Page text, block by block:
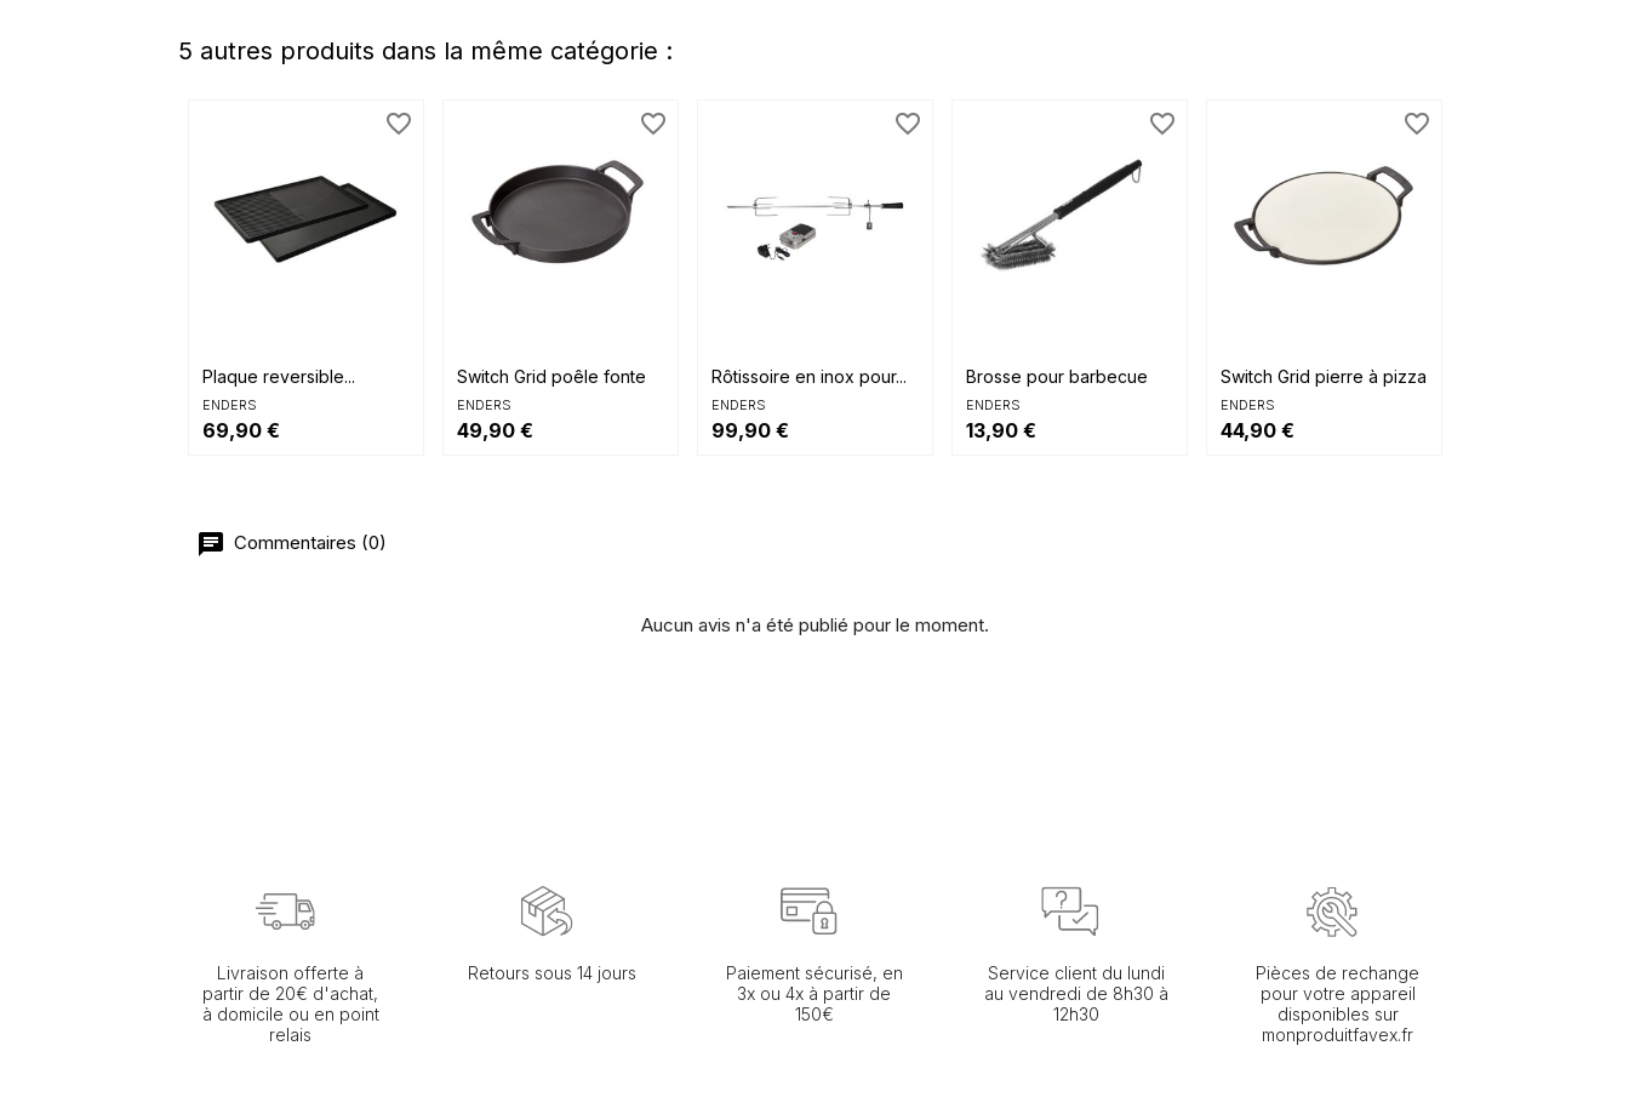
5 autres produits dans la même catégorie :
Plaque reversible...
ENDERS
69,90 €
favorite_border
Switch Grid poêle fonte
ENDERS
49,90 €
favorite_border
Rôtissoire en inox pour...
ENDERS
99,90 €
favorite_border
Brosse pour barbecue
ENDERS
13,90 €
favorite_border
Switch Grid pierre à pizza
ENDERS
44,90 €
favorite_border
Commentaires (0)
Aucun avis n'a été publié pour le moment.
Livraison offerte à
partir de 20€ d'achat,
à domicile ou en point
relais
Retours sous 14 jours
Paiement sécurisé, en
3x ou 4x à partir de
150€
Service client du lundi
au vendredi de 8h30 à
12h30
Pièces de rechange
pour votre appareil
disponibles sur
monproduitfavex.fr